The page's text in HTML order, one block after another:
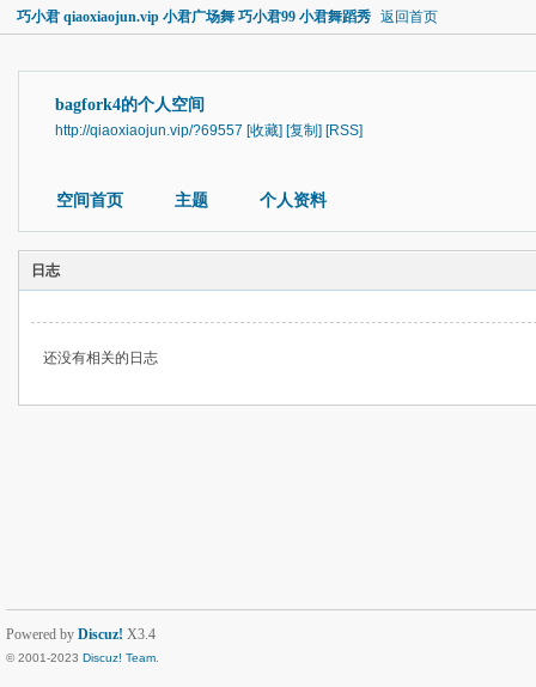
巧小君 qiaoxiaojun.vip 小君广场舞 巧小君99 小君舞蹈秀 返回首页
bagfork4的个人空间
http://qiaoxiaojun.vip/?69557 [收藏] [复制] [RSS]
空间首页 主题 个人资料
日志
还没有相关的日志
Powered by Discuz! X3.4
© 2001-2023 Discuz! Team